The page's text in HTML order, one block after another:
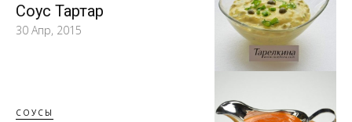
Соус Тартар
30 Апр, 2015
СОУСЫ